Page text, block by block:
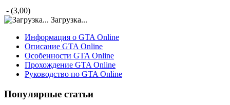
- (3,00)
Загрузка...
Информация о GTA Online
Описание GTA Online
Особенности GTA Online
Прохождение GTA Online
Руководство по GTA Online
Популярные статьи